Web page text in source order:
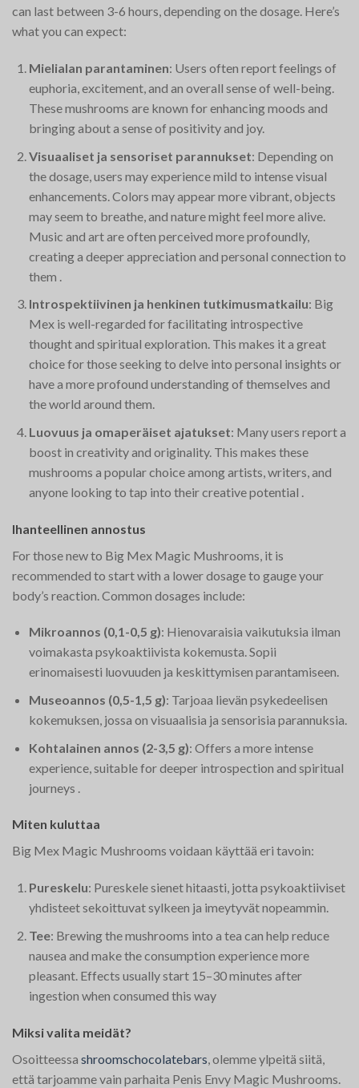
can last between 3-6 hours, depending on the dosage. Here’s
what you can expect:
Mielialan parantaminen: Users often report feelings of
euphoria, excitement, and an overall sense of well-being.
These mushrooms are known for enhancing moods and
bringing about a sense of positivity and joy​.
Visuaaliset ja sensoriset parannukset: Depending on
the dosage, users may experience mild to intense visual
enhancements. Colors may appear more vibrant, objects
may seem to breathe, and nature might feel more alive.
Music and art are often perceived more profoundly,
creating a deeper appreciation and personal connection to
them​
Introspektiivinen ja henkinen tutkimusmatkailu: Big
Mex is well-regarded for facilitating introspective
thought and spiritual exploration. This makes it a great
choice for those seeking to delve into personal insights or
have a more profound understanding of themselves and
the world around them​.
Luovuus ja omaperäiset ajatukset: Many users report a
boost in creativity and originality. This makes these
mushrooms a popular choice among artists, writers, and
anyone looking to tap into their creative potential​ .
Ihanteellinen annostus
For those new to Big Mex Magic Mushrooms, it is
recommended to start with a lower dosage to gauge your
body’s reaction. Common dosages include:
Mikroannos (0,1-0,5 g): Hienovaraisia vaikutuksia ilman
voimakasta psykoaktiivista kokemusta. Sopii
erinomaisesti luovuuden ja keskittymisen parantamiseen.
Museoannos (0,5-1,5 g): Tarjoaa lievän psykedeelisen
kokemuksen, jossa on visuaalisia ja sensorisia parannuksia.
Kohtalainen annos (2-3,5 g): Offers a more intense
experience, suitable for deeper introspection and spiritual
journeys​
Miten kuluttaa
Big Mex Magic Mushrooms voidaan käyttää eri tavoin:
Pureskelu: Pureskele sienet hitaasti, jotta psykoaktiiviset
yhdisteet sekoittuvat sylkeen ja imeytyvät nopeammin.
Tee: Brewing the mushrooms into a tea can help reduce
nausea and make the consumption experience more
pleasant. Effects usually start 15–30 minutes after
ingestion when consumed this way​
Miksi valita meidät?
Osoitteessa shroomschocolatebars , olemme ylpeitä siitä,
että tarjoamme vain parhaita Penis Envy Magic Mushrooms.